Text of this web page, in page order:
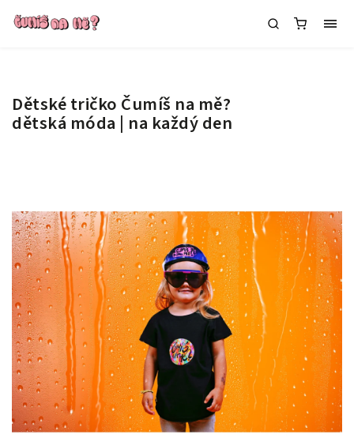
Dětské tričko Čumíš na mě?
dětská móda | na každý den